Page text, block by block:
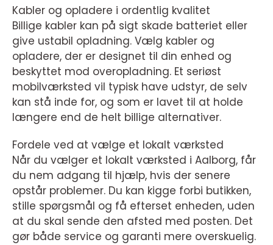
Kabler og opladere i ordentlig kvalitet
Billige kabler kan på sigt skade batteriet eller
give ustabil opladning. Vælg kabler og
opladere, der er designet til din enhed og
beskyttet mod overopladning. Et seriøst
mobilværksted vil typisk have udstyr, de selv
kan stå inde for, og som er lavet til at holde
længere end de helt billige alternativer.
Fordele ved at vælge et lokalt værksted
Når du vælger et lokalt værksted i Aalborg, får
du nem adgang til hjælp, hvis der senere
opstår problemer. Du kan kigge forbi butikken,
stille spørgsmål og få efterset enheden, uden
at du skal sende den afsted med posten. Det
gør både service og garanti mere overskuelig.